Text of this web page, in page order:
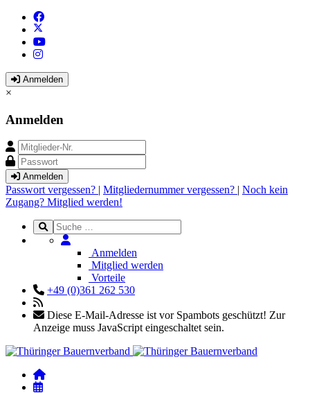
Anmelden
×
Anmelden
Anmelden
Passwort vergessen? | Mitgliedernummer vergessen? | Noch kein
Zugang? Mitglied werden!
Anmelden
Mitglied werden
Vorteile
+49 (0)361 262 530
Diese E-Mail-Adresse ist vor Spambots geschützt! Zur
Anzeige muss JavaScript eingeschaltet sein.